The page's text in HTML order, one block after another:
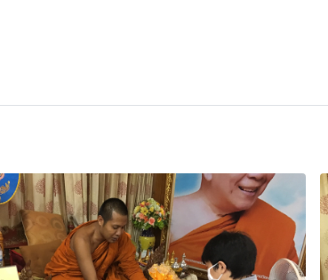
ทร์ จัดส่งที่วัดยานนา
านรัก ขอให้มีแต่ความสุข ความเจริญ ปลอดภัยจากภัยอันต